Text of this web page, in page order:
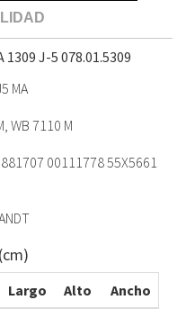
1309 J-5 078.01.5309
MA
WB 7110 M
00111778 55X5661
Largo Alto
Ancho